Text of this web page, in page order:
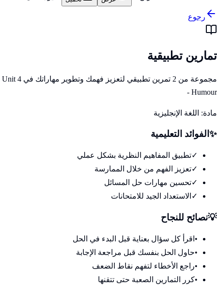
رجوع
تمارين تطبيقية
مجموعة من 2 تمرين تطبيقي لتعزيز فهمك وتطوير مهاراتك في Unit 4
- Humour
مادة: اللغة الإنجليزية
✨ الفوائد التعليمية
✓تطبيق المفاهيم النظرية بشكل عملي
✓تعزيز الفهم من خلال الممارسة
✓تحسين مهارات حل المسائل
✓ الاستعداد الجيد للامتحانات
💡نصائح للنجاح
• اقرأ كل سؤال بعناية قبل البدء في الحل
•حاول الحل بنفسك قبل مراجعة الإجابة
•راجع الأخطاء لتفهم نقاط الضعف
•كرر التمارين الصعبة حتى تتقنها